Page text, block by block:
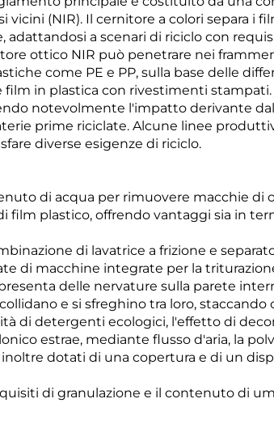
(NIR). Il cernitore a colori separa i
a scenari di riciclo con
ottico NIR può penetrare nei
come PE e PP, sulla base delle
in plastica con rivestimenti stampati.
notevolmente l'impatto derivante
prime riciclate. Alcune linee
diverse esigenze di riciclo.
di acqua per rimuovere macchie di
film plastico, offrendo vantaggi sia in
di lavatrice a frizione e
di macchine integrate per la
delle nervature sulla parete
e si sfreghino tra loro, staccando
di detergenti ecologici, l'effetto di
estrae, mediante flusso d'aria, la
dotati di una copertura e di un
di granulazione e il contenuto di